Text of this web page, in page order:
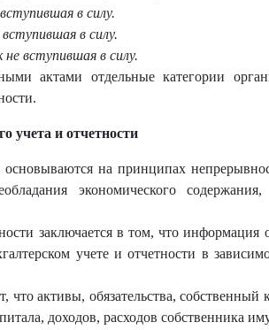
в силу.
в силу.
вступившая в силу.
актами отдельные категории
учета и отчетности
на принципах
экономического
заключается в том, что информация
учете и отчетности в
что активы, обязательства,
доходов, расходов собственника